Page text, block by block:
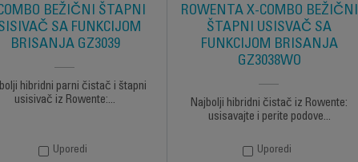
BEŽIČNI ŠTAPNI
SA FUNKCIJOM
BRISANJA GZ3039
hibridni parni čistač i štapni
usisivač iz Rowente:...
Uporedi
ROWENTA X-COMBO BEŽIČNI
ŠTAPNI USISVAČ SA
FUNKCIJOM BRISANJA
GZ3038WO
Najbolji hibridni čistač iz Rowente:
usisavajte i perite podove...
Uporedi